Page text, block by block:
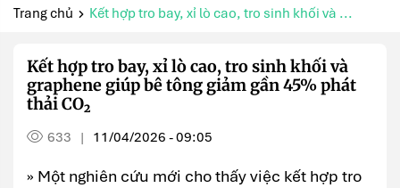
Trang chủ Kết hợp tro bay, xỉ lò cao, tro sinh khối và ...
Kết hợp tro bay, xỉ lò cao, tro sinh khối và
graphene giúp bê tông giảm gần 45% phát
thải CO₂
633 | 11/04/2026 - 09:05
» Một nghiên cứu mới cho thấy việc kết hợp tro